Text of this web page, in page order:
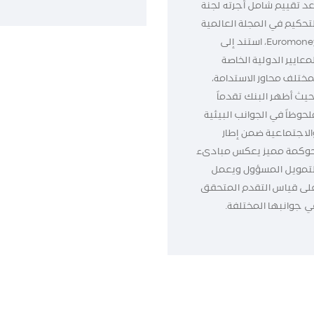
تقييم شامل أجرته لجنة
التحكيم في المجلة العالمية
Euromoney، استند إلى
المعايير الدولية الخاصة
محاور الاستدامة،
أظهر البنك تقدماً
في الجوانب البيئية
ضمن إطار
مميز يعكس مبادىء
التمويل المسؤول ويعمل
قياس التقدم المتحقق
جوانبها المختلفة.